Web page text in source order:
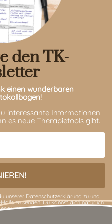
den TK-
einen wunderbaren
interessante Informationen
es neue Therapietools gibt.
unserer Datenschutzerklärung zu und
zu senden. Du kannst dich natürlich
austragen.